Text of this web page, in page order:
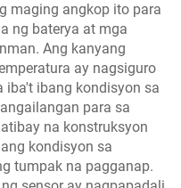
maging angkop ito para
ng baterya at mga
Ang kanyang
ay nagsiguro
iba't ibang kondisyon sa
para sa
na konstruksyon
kondisyon sa
tumpak na pagganap.